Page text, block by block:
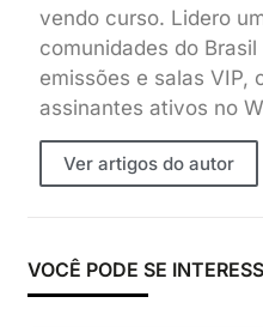
vendo curso. Lidero
comunidades do
emissões e salas VIP,
assinantes ativos no
Ver artigos do autor
VOCÊ PODE SE